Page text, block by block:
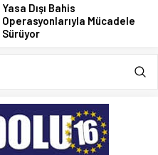
Yasa Dışı Bahis
Operasyonlarıyla Mücadele
Sürüyor